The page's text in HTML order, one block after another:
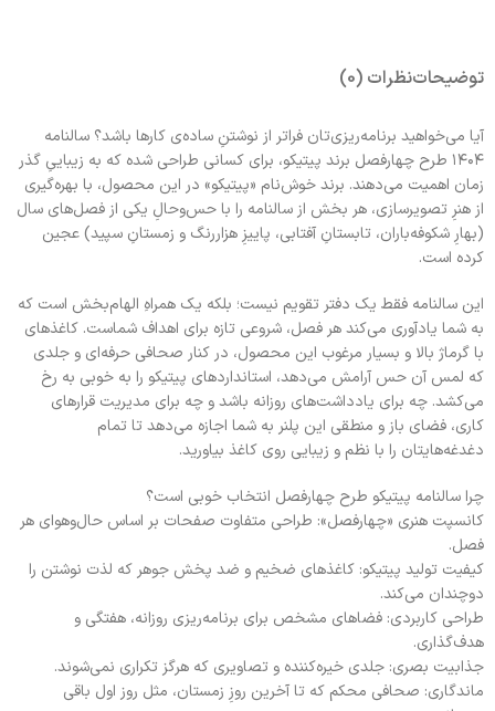
توضیحاتنظرات (0)
آیا می‌خواهید برنامه‌ریزی‌تان فراتر از نوشتنِ ساده‌ی کارها باشد؟ سالنامه
۱۴۰۴ طرح چهارفصل برند پیتیکو، برای کسانی طراحی شده که به زیباییِ گذر
زمان اهمیت می‌دهند. برند خوش‌نام «پیتیکو» در این محصول، با بهره‌گیری
از هنرِ تصویرسازی، هر بخش از سالنامه را با حس‌وحالِ یکی از فصل‌های سال
(بهارِ شکوفه‌باران، تابستانِ آفتابی، پاییزِ هزاررنگ و زمستانِ سپید) عجین
کرده است.
این سالنامه فقط یک دفتر تقویم نیست؛ بلکه یک همراهِ الهام‌بخش است که
به شما یادآوری می‌کند هر فصل، شروعی تازه برای اهداف شماست. کاغذهای
با گرماژ بالا و بسیار مرغوب این محصول، در کنار صحافی حرفه‌ای و جلدی
که لمس آن حس آرامش می‌دهد، استانداردهای پیتیکو را به خوبی به رخ
می‌کشد. چه برای یادداشت‌های روزانه باشد و چه برای مدیریت قرارهای
کاری، فضای باز و منطقی این پلنر به شما اجازه می‌دهد تا تمام
دغدغه‌هایتان را با نظم و زیبایی روی کاغذ بیاورید.
چرا سالنامه پیتیکو طرح چهارفصل انتخاب خوبی است؟
کانسپت هنری «چهارفصل»: طراحی متفاوت صفحات بر اساس حال‌وهوای هر
فصل.
کیفیت تولید پیتیکو: کاغذهای ضخیم و ضد پخش جوهر که لذت نوشتن را
دوچندان می‌کند.
طراحی کاربردی: فضاهای مشخص برای برنامه‌ریزی روزانه، هفتگی و
هدف‌گذاری.
جذابیت بصری: جلدی خیره‌کننده و تصاویری که هرگز تکراری نمی‌شوند.
ماندگاری: صحافی محکم که تا آخرین روزِ زمستان، مثل روز اول باقی